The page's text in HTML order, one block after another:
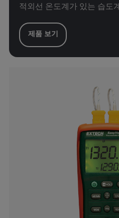
적외선 온도계가 있는 습도계
제품 보기